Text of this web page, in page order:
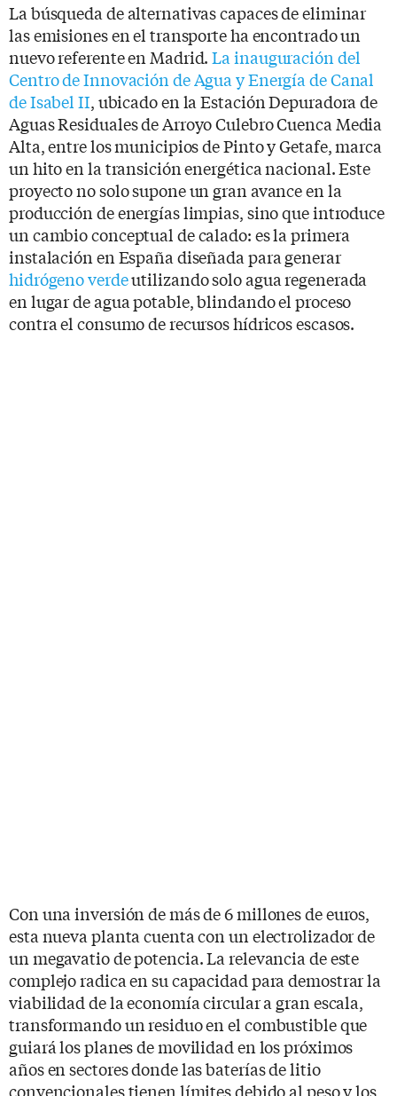
La búsqueda de alternativas capaces de eliminar
las emisiones en el transporte ha encontrado un
nuevo referente en Madrid.La inauguración del
Centro de Innovación de Agua y Energía de Canal
de Isabel II, ubicado en la Estación Depuradora de
Aguas Residuales de Arroyo Culebro Cuenca Media
Alta, entre los municipios de Pinto y Getafe, marca
un hito en la transición energética nacional. Este
proyecto no solo supone un gran avance en la
producción de energías limpias, sino que introduce
un cambio conceptual de calado: es la primera
instalación en España diseñada para generar
hidrógeno verdeutilizando solo agua regenerada
en lugar de agua potable, blindando el proceso
contra el consumo de recursos hídricos escasos.
Con una inversión de más de 6 millones de euros,
esta nueva planta cuenta con un electrolizador de
un megavatio de potencia. La relevancia de este
complejo radica en su capacidad para demostrar la
viabilidad de la economía circular a gran escala,
transformando un residuo en el combustible que
guiará los planes de movilidad en los próximos
años en sectores donde las baterías de litio
convencionales tienen límites debido al peso y los